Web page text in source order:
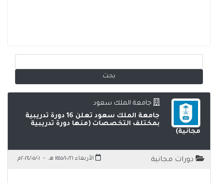
جامعة الملك سعود
جامعة الملك سعود تعلن 16 دورة تدريبية
بمختلف التخصصات (منها دورة تدريبية
مجانية)
دورات مجانية الأربعاء ١٤٤٥/١٠/٢١ هـ - ٢٠٢٤/٠٥/٠١م